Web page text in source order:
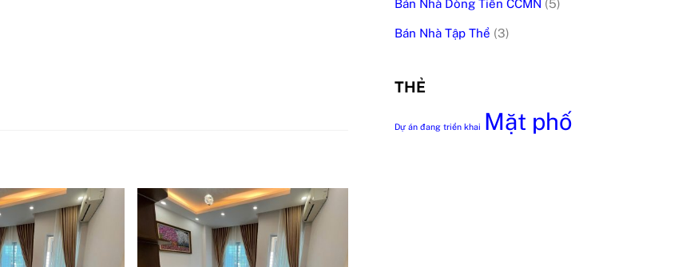
Bán Nhà Dòng Tiền CCMN (5)
Bán Nhà Tập Thể (3)
THẺ
Dự án đang triển khai Mặt phố